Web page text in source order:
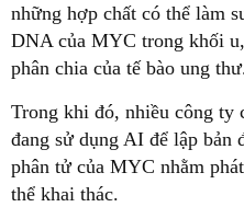
những hợp chất có thể làm
DNA của MYC trong khối
phân chia của tế bào ung
Trong khi đó, nhiều công ty
đang sử dụng AI để lập bản
phân tử của MYC nhằm
thể khai thác.